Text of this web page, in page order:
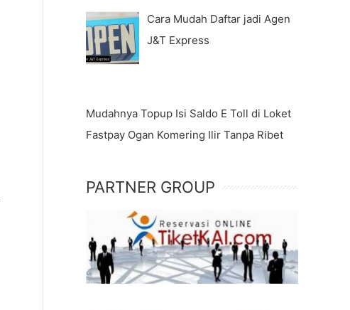
Cara Mudah Daftar jadi Agen
J&T Express
Mudahnya Topup Isi Saldo E Toll di Loket
Fastpay Ogan Komering Ilir Tanpa Ribet
PARTNER GROUP